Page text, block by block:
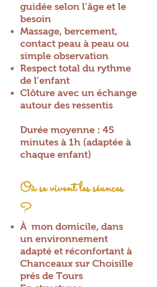
guidée selon l’âge et le
besoin
Massage, bercement,
contact peau à peau ou
simple observation
Respect total du rythme
de l’enfant
Clôture avec un échange
autour des ressentis
Durée moyenne : 45
minutes à 1h (adaptée à
chaque enfant)
Où se vivent les séances
?
À mon domicile, dans
un environnement
adapté et réconfortant à
Chanceaux sur Choisille
prés de Tours